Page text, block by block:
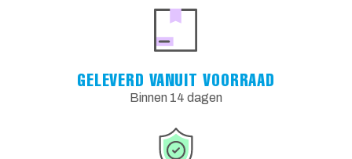
GELEVERD VANUIT VOORRAAD
Binnen 14 dagen